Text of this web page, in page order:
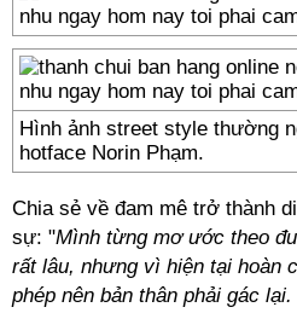
Hình ảnh street style thường
hotface Norin Phạm.
Chia sẻ về đam mê trở thành
sự: "Mình từng mơ ước theo
rất lâu, nhưng vì hiện tại hoàn
phép nên bản thân phải gác lại.